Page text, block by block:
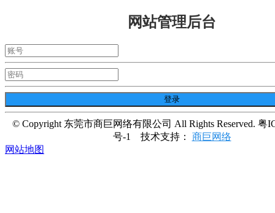
网站管理后台
© Copyright 东莞市商巨网络有限公司 All Rights Reserved. 粤
号-1 技术支持： 商巨网络
网站地图